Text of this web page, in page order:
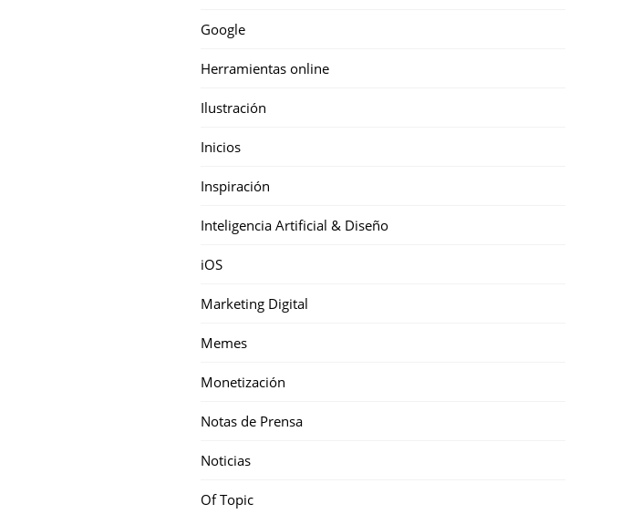
Google
Herramientas online
Ilustración
Inicios
Inspiración
Inteligencia Artificial & Diseño
iOS
Marketing Digital
Memes
Monetización
Notas de Prensa
Noticias
Of Topic